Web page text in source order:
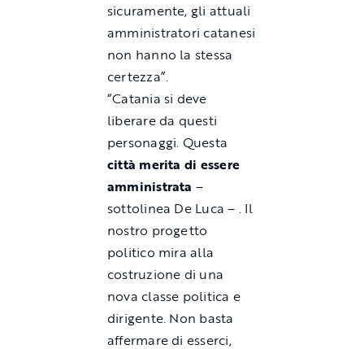
sicuramente, gli attuali
amministratori catanesi
non hanno la stessa
certezza”.
“Catania si deve
liberare da questi
personaggi. Questa
città merita di essere
amministrata –
sottolinea De Luca – . Il
nostro progetto
politico mira alla
costruzione di una
nova classe politica e
dirigente. Non basta
affermare di esserci,